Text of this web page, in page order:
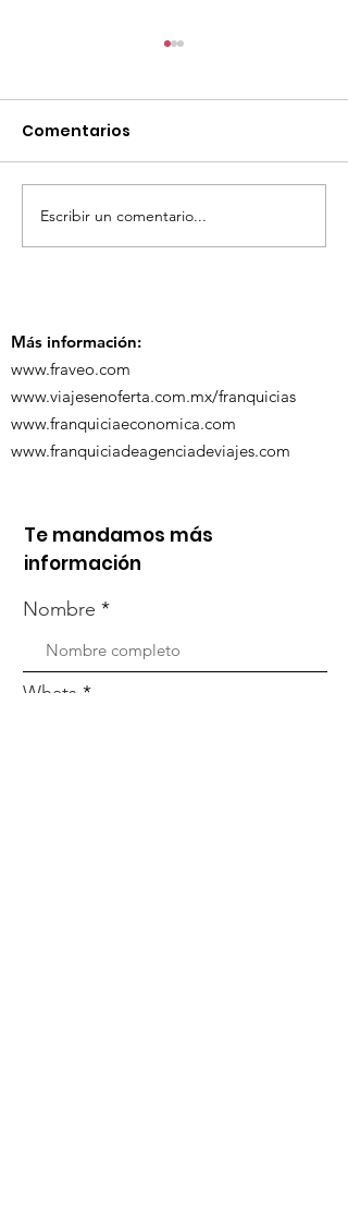
TourTravelynByFraveo
participó en la
Comentarios
Escribir un comentario...
Más información:
www.fraveo.com
www.viajesenoferta.com.mx/franquicias
www.franquiciaeconomica.com
www.franquiciadeagenciadeviajes.com
Te mandamos más
información
Nombre
Whats